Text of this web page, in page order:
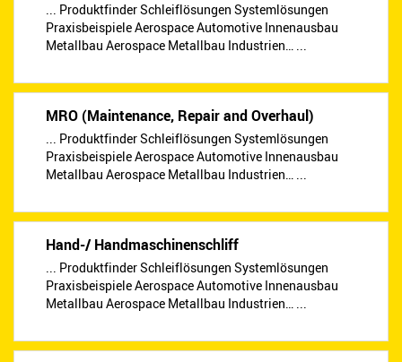
... Produktfinder Schleiflösungen Systemlösungen
Praxisbeispiele Aerospace Automotive Innenausbau
Metallbau Aerospace Metallbau Industrien… ...
MRO (Maintenance, Repair and Overhaul)
... Produktfinder Schleiflösungen Systemlösungen
Praxisbeispiele Aerospace Automotive Innenausbau
Metallbau Aerospace Metallbau Industrien… ...
Hand-/ Handmaschinenschliff
... Produktfinder Schleiflösungen Systemlösungen
Praxisbeispiele Aerospace Automotive Innenausbau
Metallbau Aerospace Metallbau Industrien… ...